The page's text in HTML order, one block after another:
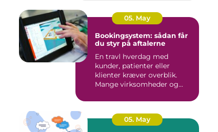
05. May
Bookingsystem: sådan får
du styr på aftalerne
En travl hverdag med
kunder, patienter eller
klienter kræver overblik.
Mange virksomheder og
05. May